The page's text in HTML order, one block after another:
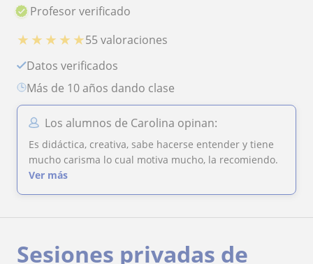
Profesor verificado
★ ★ ★ ★ ★55 valoraciones
Datos verificados
más de 10 años dando clase
Los alumnos de Carolina opinan:
Es didáctica, creativa, sabe hacerse entender y tiene
mucho carisma lo cual motiva mucho, la recomiendo.
Ver más
Sesiones privadas de